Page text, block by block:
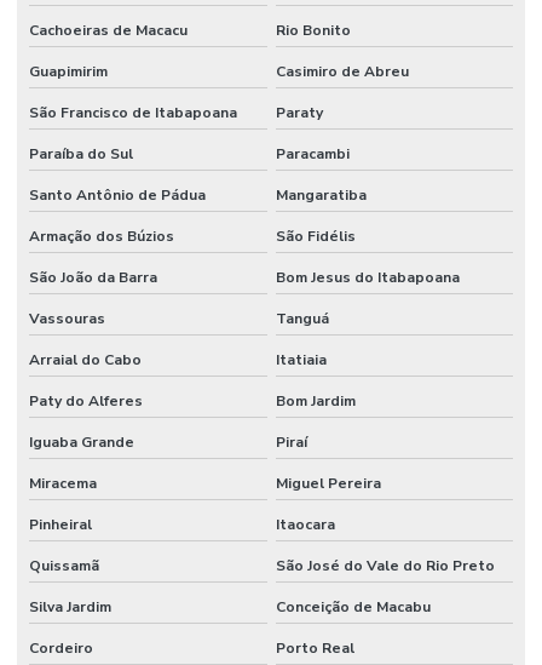
Cachoeiras de Macacu Rio Bonito
Guapimirim Casimiro de Abreu
São Francisco de Itabapoana Paraty
Paraíba do Sul Paracambi
Santo Antônio de Pádua Mangaratiba
Armação dos Búzios São Fidélis
São João da Barra Bom Jesus do Itabapoana
Vassouras Tanguá
Arraial do Cabo Itatiaia
Paty do Alferes Bom Jardim
Iguaba Grande Piraí
Miracema Miguel Pereira
Pinheiral Itaocara
Quissamã São José do Vale do Rio Preto
Silva Jardim Conceição de Macabu
Cordeiro Porto Real